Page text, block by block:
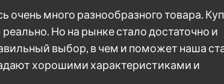
очень много разнообразного товара.
Но на рынке стало достаточно и
выбор, в чем и поможет наша
хорошими характеристиками и